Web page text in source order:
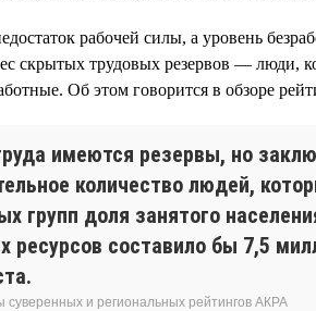
рабочей силы, а уровень
скрытых трудовых резервов —
Об этом говорится в обзоре
имеются резервы, но
количество людей,
групп доля занятого
ресурсов составило бы 7,5
суверенных и региональных рейтингов АКРА